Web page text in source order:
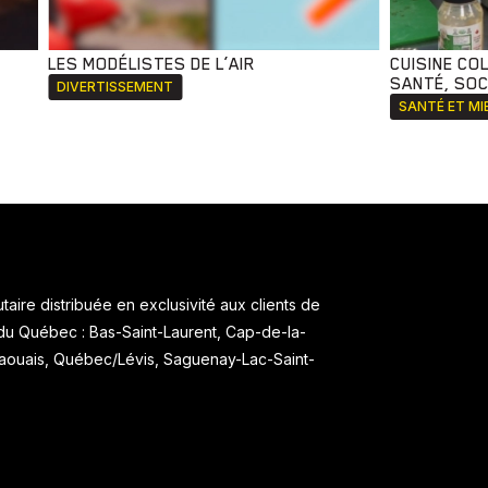
LES MODÉLISTES DE L’AIR
DIVERTISSEMENT
CUISINE
SANTÉ,
SANTÉ ET
distribuée en exclusivité aux clients de
Québec : Bas-Saint-Laurent, Cap-de-la-
Québec/Lévis, Saguenay-Lac-Saint-